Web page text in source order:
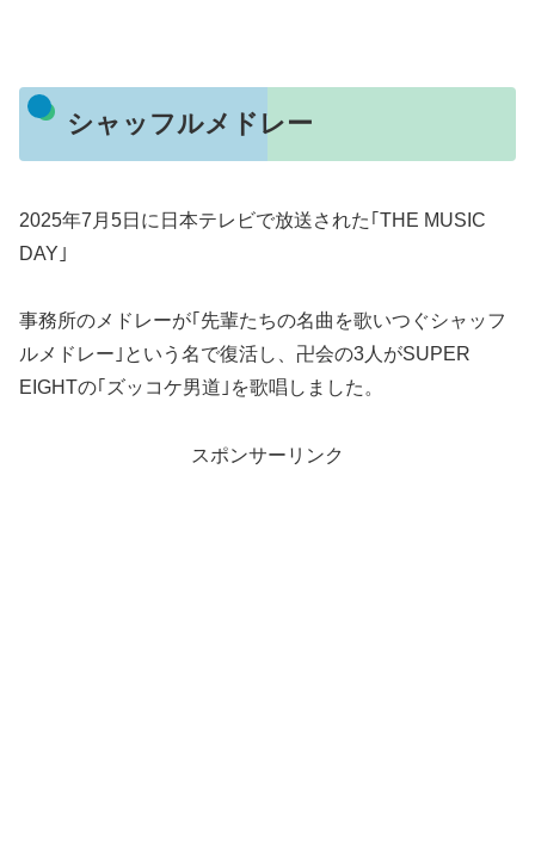
シャッフルメドレー
2025年7月5日に日本テレビで放送された｢THE MUSIC
DAY｣
事務所のメドレーが｢先輩たちの名曲を歌いつぐシャッフ
ルメドレー｣という名で復活し、卍会の3人がSUPER
EIGHTの｢ズッコケ男道｣を歌唱しました。
スポンサーリンク